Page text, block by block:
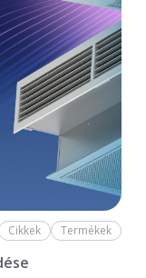
Cikkek Termékek